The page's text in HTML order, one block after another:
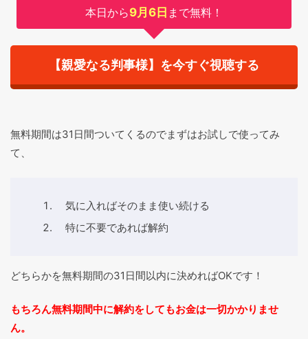
本日から9月6日 まで無料！
【親愛なる判事様】を今すぐ視聴する
無料期間は31日間ついてくるのでまずはお試しで使ってみ
て、
気に入ればそのまま使い続ける
特に不要であれば解約
どちらかを無料期間の31日間以内に決めればOKです！
もちろん無料期間中に解約をしてもお金は一切かかりませ
ん。